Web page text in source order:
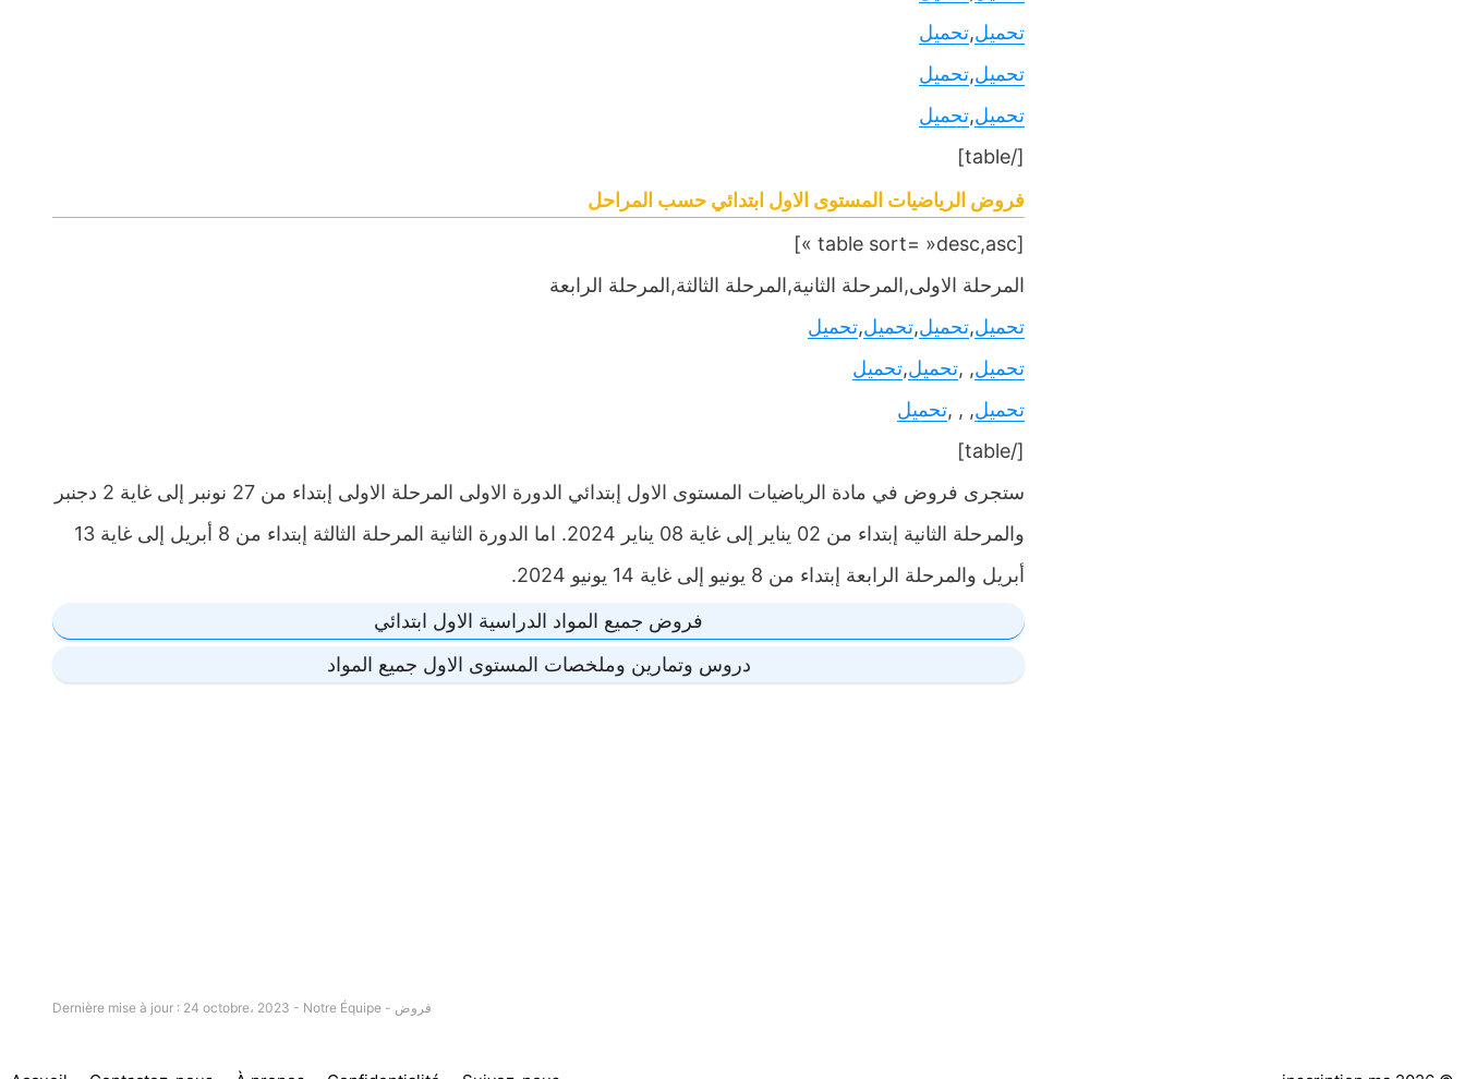
تحميل,تحميل
تحميل,تحميل
تحميل,تحميل
[/table]
فروض الرياضيات المستوى الاول ابتدائي حسب المراحل
[table sort= »desc,asc »]
المرحلة الاولى,المرحلة الثانية,المرحلة الثالثة,المرحلة الرابعة
تحميل,تحميل,تحميل,تحميل
تحميل, ,تحميل,تحميل
تحميل, , ,تحميل
[/table]
ستجرى فروض في مادة الرياضيات المستوى الاول إبتدائي الدورة الاولى المرحلة الاولى إبتداء من 27 نونبر إلى غاية 2 دجنبر
والمرحلة الثانية إبتداء من 02 يناير إلى غاية 08 يناير 2024. اما الدورة الثانية المرحلة الثالثة إبتداء من 8 أبريل إلى غاية 13
أبريل والمرحلة الرابعة إبتداء من 8 يونيو إلى غاية 14 يونيو 2024.
فروض جميع المواد الدراسية الاول ابتدائي
دروس وتمارين وملخصات المستوى الاول جميع المواد
Dernière mise à jour : 24 octobre، 2023 - Notre Équipe - فروض